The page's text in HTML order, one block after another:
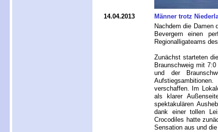
14.04.2013
Männer trotz
Nachdem die Damen
Bevergern einen
Regionalligateams
Zunächst starteten
Braunschweig mit
und der
verschaffen. Im
als klarer
spektakulären
dank einer tollen
Crocodiles hatte
Sensation aus und